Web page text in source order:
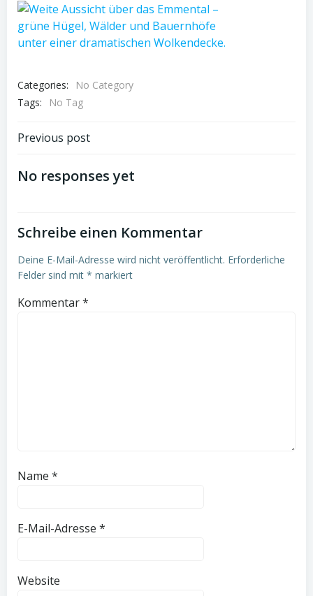
Categories:
No Category
Tags:
No Tag
Post
navigation
Previous post
No responses yet
Schreibe einen Kommentar
Deine E-Mail-Adresse wird nicht veröffentlicht. Erforderliche
Felder sind mit * markiert
Kommentar*
Name *
E-Mail-Adresse *
Website